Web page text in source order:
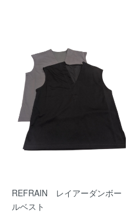
REFRAIN レイアーダンボー
ルベスト